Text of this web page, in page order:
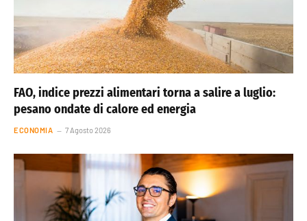
FAO, indice prezzi alimentari torna a salire a luglio:
pesano ondate di calore ed energia
ECONOMIA 7 Agosto 2026